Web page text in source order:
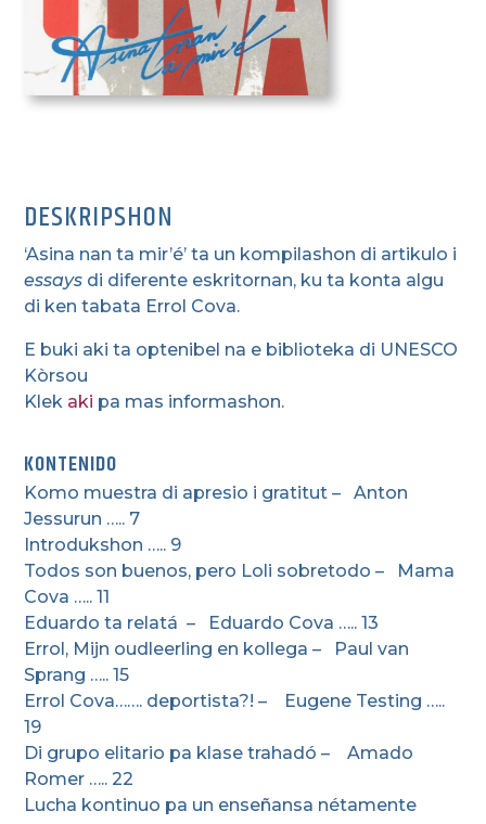
DESKRIPSHON
‘Asina nan ta mir’é’ ta un kompilashon di artikulo i
essays di diferente eskritornan, ku ta konta algu
di ken tabata Errol Cova.
E buki aki ta optenibel na e biblioteka di UNESCO
Kòrsou
Klek aki pa mas informashon.
KONTENIDO
Komo muestra di apresio i gratitut – Anton
Jessurun ….. 7
Introdukshon ….. 9
Todos son buenos, pero Loli sobretodo – Mama
Cova ….. 11
Eduardo ta relatá – Eduardo Cova ….. 13
Errol, Mijn oudleerling en kollega – Paul van
Sprang ….. 15
Errol Cova……. deportista?! – Eugene Testing …..
19
Di grupo elitario pa klase trahadó – Amado
Romer ….. 22
Lucha kontinuo pa un enseñansa nétamente